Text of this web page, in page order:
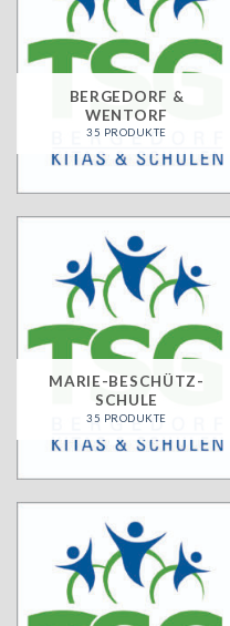
BERGEDORF &
WENTORF
35 PRODUKTE
MARIE-BESCHÜTZ-
SCHULE
35 PRODUKTE